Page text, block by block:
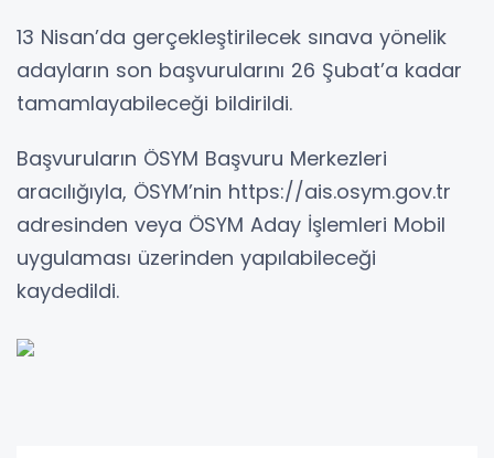
13 Nisan’da gerçekleştirilecek sınava yönelik
adayların son başvurularını 26 Şubat’a kadar
tamamlayabileceği bildirildi.
Başvuruların ÖSYM Başvuru Merkezleri
aracılığıyla, ÖSYM’nin https://ais.osym.gov.tr
adresinden veya ÖSYM Aday İşlemleri Mobil
uygulaması üzerinden yapılabileceği
kaydedildi.